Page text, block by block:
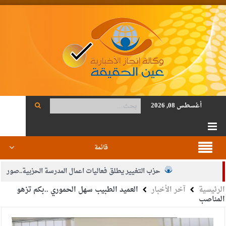
أغسطس 08, 2026
قائمة
حزب التغيير يطلق فعاليات اعمال المدرسة الحزبية..صور
الجيش يفتح باب التجنيد لحملة البكالوريوس في الحقوق والقانون
الرئيسية آخر الأخبار العميد الطبيب سهل الحموري ..بكم تزهو
المناصب